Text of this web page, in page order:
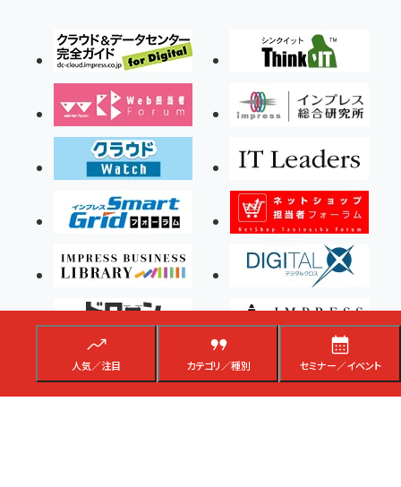
人気／注目 カテゴリ／種別 セミナー／イベント